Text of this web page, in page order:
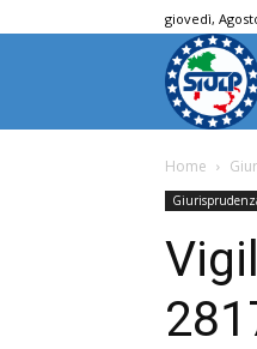
giovedì,
Home